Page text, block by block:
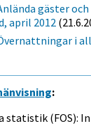
gäster
april 2012
i
:
statistik (FOS):